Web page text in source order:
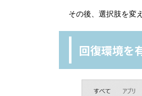
その後、選択肢を変
回復環境を